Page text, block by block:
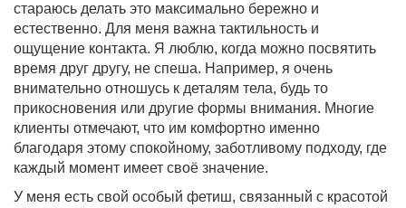
стараюсь делать это максимально бережно и
естественно. Для меня важна тактильность и
ощущение контакта. Я люблю, когда можно посвятить
время друг другу, не спеша. Например, я очень
внимательно отношусь к деталям тела, будь то
прикосновения или другие формы внимания. Многие
клиенты отмечают, что им комфортно именно
благодаря этому спокойному, заботливому подходу, где
каждый момент имеет своё значение.
У меня есть свой особый фетиш, связанный с красотой